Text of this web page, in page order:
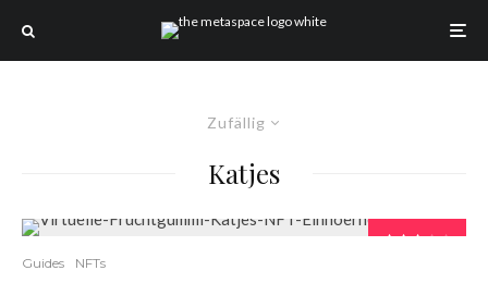
Zufällig
Katjes
Guides NFTs